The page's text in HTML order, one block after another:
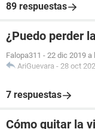
89 respuestas
¿Puedo perder
Falopa311 - 22 dic 2019 a
AriGuevara - 28 oct
7 respuestas
Cómo quitar la